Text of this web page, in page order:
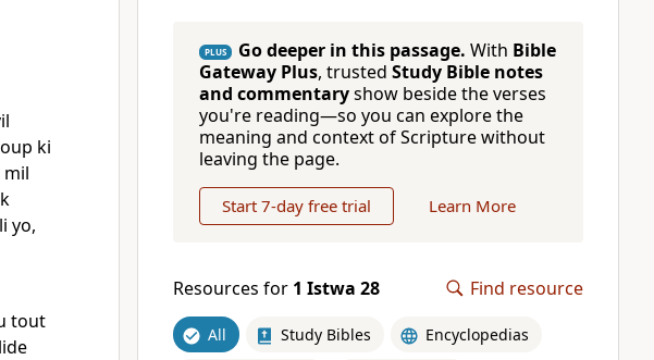
ki
mil
yo,
tout
PLUS Go deeper in this passage. With Bible
Gateway Plus, trusted Study Bible notes
and commentaryshow beside the verses
you're reading—so you can explore the
meaning and context of Scripture without
leaving the page.
Start 7-day free trial Learn More
Resources for 1 Istwa 28 Find resource
All Study Bibles Encyclopedias